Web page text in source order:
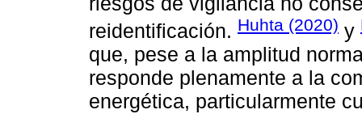
reidentificación. Huhta (2020) y
que, pese a la amplitud
responde plenamente a la
energética, particularmente